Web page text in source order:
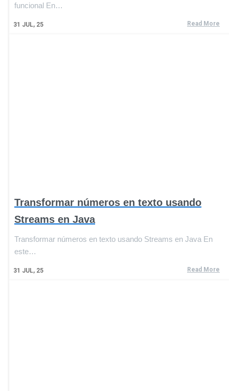
31 JUL, 25
funcional En…
Read More
Transformar números en texto usando
Streams en Java
31 JUL, 25
Transformar números en texto usando Streams en Java En
este…
Read More